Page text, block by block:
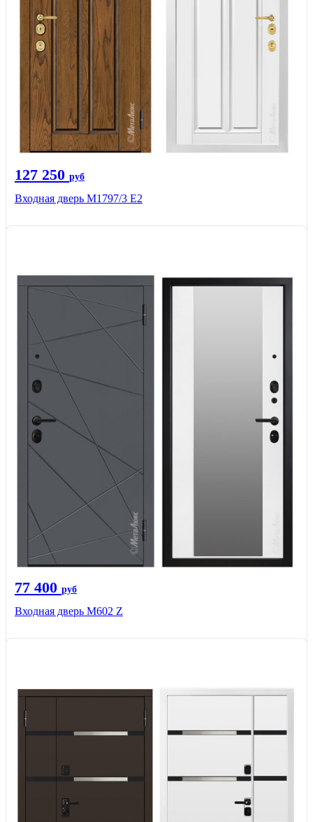
127 250 руб
Входная дверь М1797/3 Е2
77 400 руб
Входная дверь М602 Z